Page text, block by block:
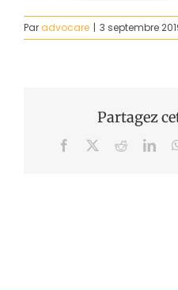
Paradvocare | 3 septembre
Partagez
Facebook Reddit